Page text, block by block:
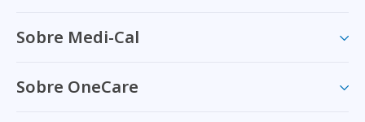
Sobre Medi-Cal
Sobre OneCare